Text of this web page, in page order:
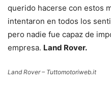
querido hacerse con estos
intentaron en todos los
pero nadie fue capaz de
empresa. Land Rover.
Land Rover – Tuttomotoriweb.it